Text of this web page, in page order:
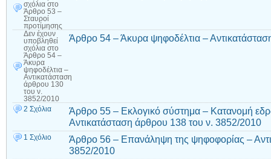
σχόλια στο
Άρθρο 53 –
Σταυροί
προτίμησης
Δεν έχουν
υποβληθεί
σχόλια στο
Άρθρο 54 –
Άκυρα
ψηφοδέλτια –
Αντικατάσταση
άρθρου 130
του ν.
3852/2010
Άρθρο 54 – Άκυρα ψηφοδέλτια –
2 Σχόλια
Άρθρο 55 – Εκλογικό σύστημα – Κατανομή
Αντικατάσταση άρθρου 138 του ν. 3852/2010
1 Σχόλιο
Άρθρο 56 – Επανάληψη της ψηφοφορίας –
3852/2010